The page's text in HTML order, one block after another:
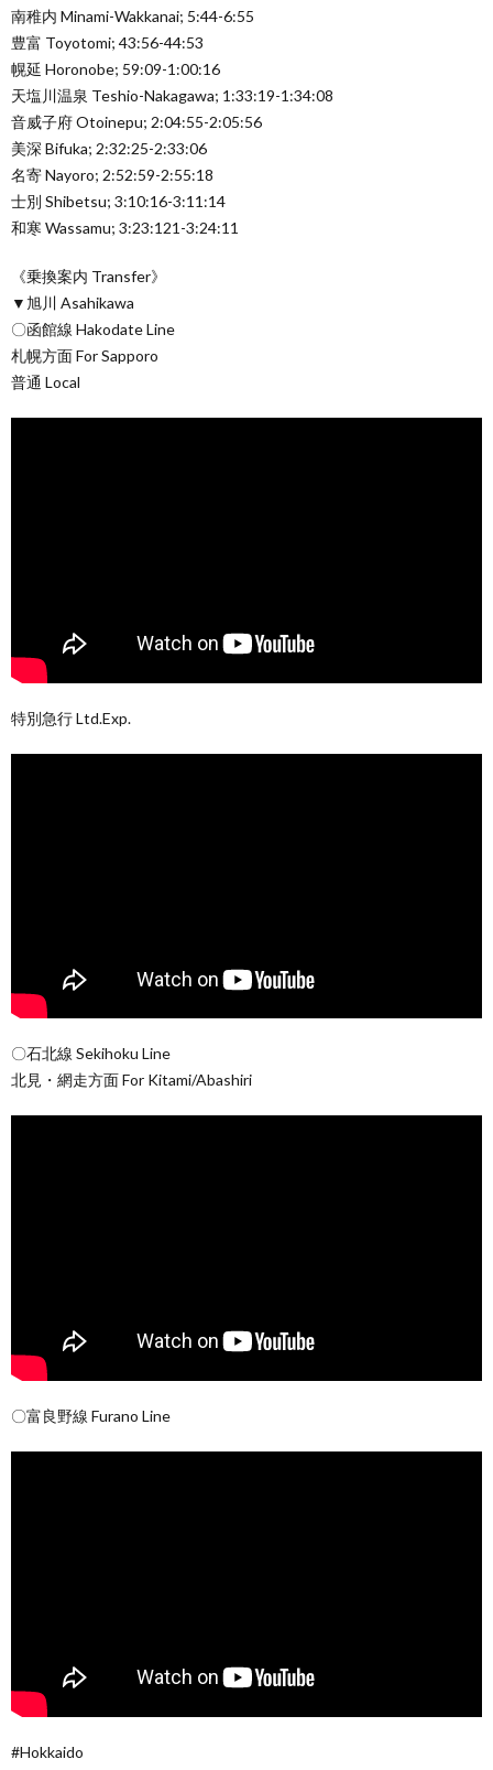
南稚内 Minami-Wakkanai; 5:44-6:55
豊富 Toyotomi; 43:56-44:53
幌延 Horonobe; 59:09-1:00:16
天塩川温泉 Teshio-Nakagawa; 1:33:19-1:34:08
音威子府 Otoinepu; 2:04:55-2:05:56
美深 Bifuka; 2:32:25-2:33:06
名寄 Nayoro; 2:52:59-2:55:18
士別 Shibetsu; 3:10:16-3:11:14
和寒 Wassamu; 3:23:121-3:24:11
《乗換案内 Transfer》
▼旭川 Asahikawa
〇函館線 Hakodate Line
札幌方面 For Sapporo
普通 Local
特別急行 Ltd.Exp.
〇石北線 Sekihoku Line
北見・網走方面 For Kitami/Abashiri
〇富良野線 Furano Line
#Hokkaido